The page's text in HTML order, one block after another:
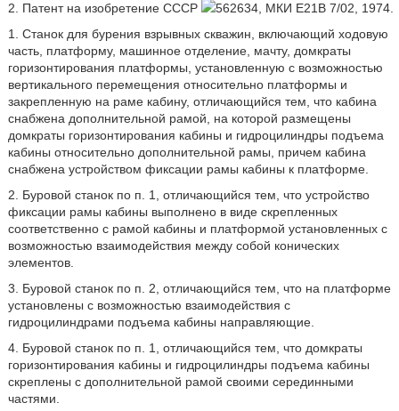
2. Патент на изобретение СССР
562634, МКИ E21B 7/02, 1974.
1. Станок для бурения взрывных скважин, включающий ходовую
часть, платформу, машинное отделение, мачту, домкраты
горизонтирования платформы, установленную с возможностью
вертикального перемещения относительно платформы и
закрепленную на раме кабину, отличающийся тем, что кабина
снабжена дополнительной рамой, на которой размещены
домкраты горизонтирования кабины и гидроцилиндры подъема
кабины относительно дополнительной рамы, причем кабина
снабжена устройством фиксации рамы кабины к платформе.
2. Буровой станок по п. 1, отличающийся тем, что устройство
фиксации рамы кабины выполнено в виде скрепленных
соответственно с рамой кабины и платформой установленных с
возможностью взаимодействия между собой конических
элементов.
3. Буровой станок по п. 2, отличающийся тем, что на платформе
установлены с возможностью взаимодействия с
гидроцилиндрами подъема кабины направляющие.
4. Буровой станок по п. 1, отличающийся тем, что домкраты
горизонтирования кабины и гидроцилиндры подъема кабины
скреплены с дополнительной рамой своими серединными
частями.